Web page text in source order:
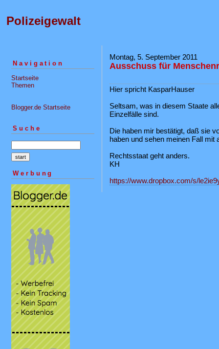
Polizeigewalt
Navigation
Startseite
Themen
Blogger.de Startseite
Suche
Werbung
Montag, 5. September 2011
Ausschuss für
Hier spricht KasparHauser
Seltsam, was in diesem Staate
Einzelfälle sind.
Die haben mir bestätigt, daß sie
haben und sehen meinen Fall mit
Rechtsstaat geht anders.
KH
https://www.dropbox.com/s/